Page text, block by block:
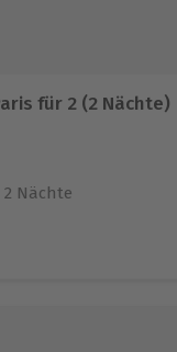
für 2 (2 Nächte)
2 Nächte